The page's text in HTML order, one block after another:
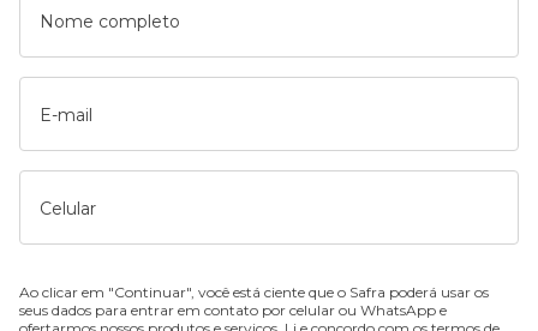
Nome completo
E-mail
Celular
Ao clicar em "Continuar", você está ciente que o Safra poderá usar os
seus dados para entrar em contato por celular ou WhatsApp e